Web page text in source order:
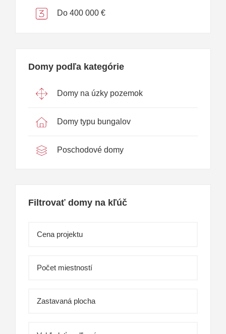
Do 400 000 €
Domy podľa kategórie
Domy na úzky pozemok
Domy typu bungalov
Poschodové domy
Filtrovať domy na kľúč